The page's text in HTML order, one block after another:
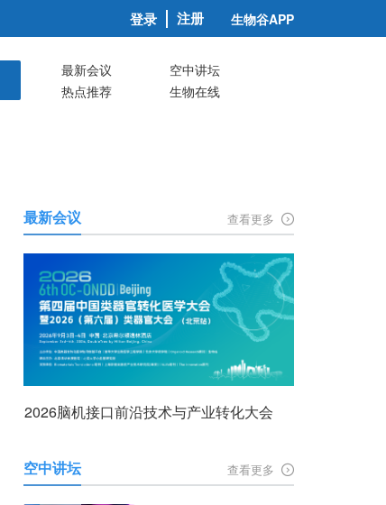
登录 注册 生物谷APP
最新会议
空中讲坛
热点推荐
生物在线
最新会议 查看更多
2026脑机接口前沿技术与产业转化大会
空中讲坛 查看更多